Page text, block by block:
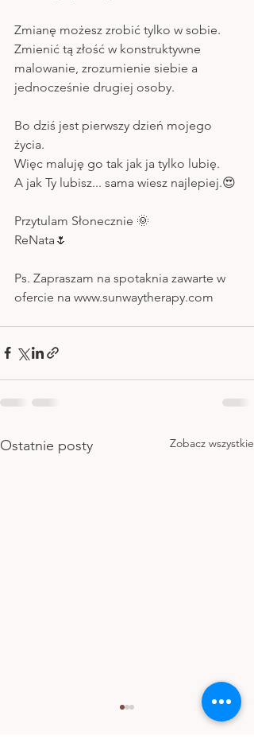
Zmianę możesz zrobić tylko w sobie.
Zmienić tą złość w konstruktywne
malowanie, zrozumienie siebie a
jednocześnie drugiej osoby.
Bo dziś jest pierwszy dzień mojego
życia.
Więc maluję go tak jak ja tylko lubię.
A jak Ty lubisz... sama wiesz najlepiej.😍
Przytulam Słonecznie 🌞
ReNata🌷
Ps. Zapraszam na spotaknia zawarte w
ofercie na www.sunwaytherapy.com
Ostatnie posty Zobacz wszystkie